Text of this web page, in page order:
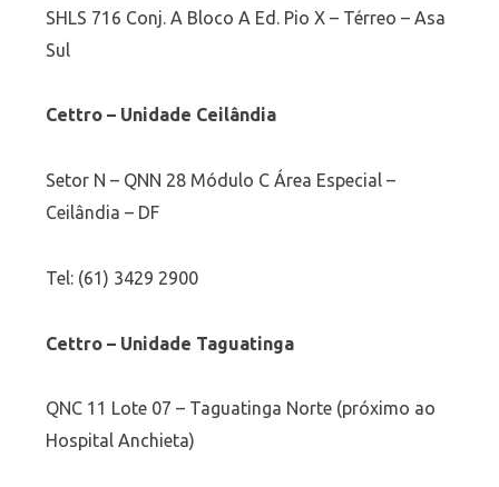
SHLS 716 Conj. A Bloco A Ed. Pio X – Térreo – Asa
Sul
Cettro – Unidade Ceilândia
Setor N – QNN 28 Módulo C Área Especial –
Ceilândia – DF
Tel: (61) 3429 2900
Cettro – Unidade Taguatinga
QNC 11 Lote 07 – Taguatinga Norte (próximo ao
Hospital Anchieta)